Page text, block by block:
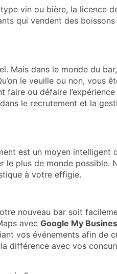
vin ou bière, la licence
qui vendent des boissons
Mais dans le monde du
le veuille ou non, vous
faire ou défaire
le recrutement et la
est un moyen intelligent
plus de monde possible.
à votre effigie.
nouveau bar soit
avec Google My
vos événements afin de
différence avec vos